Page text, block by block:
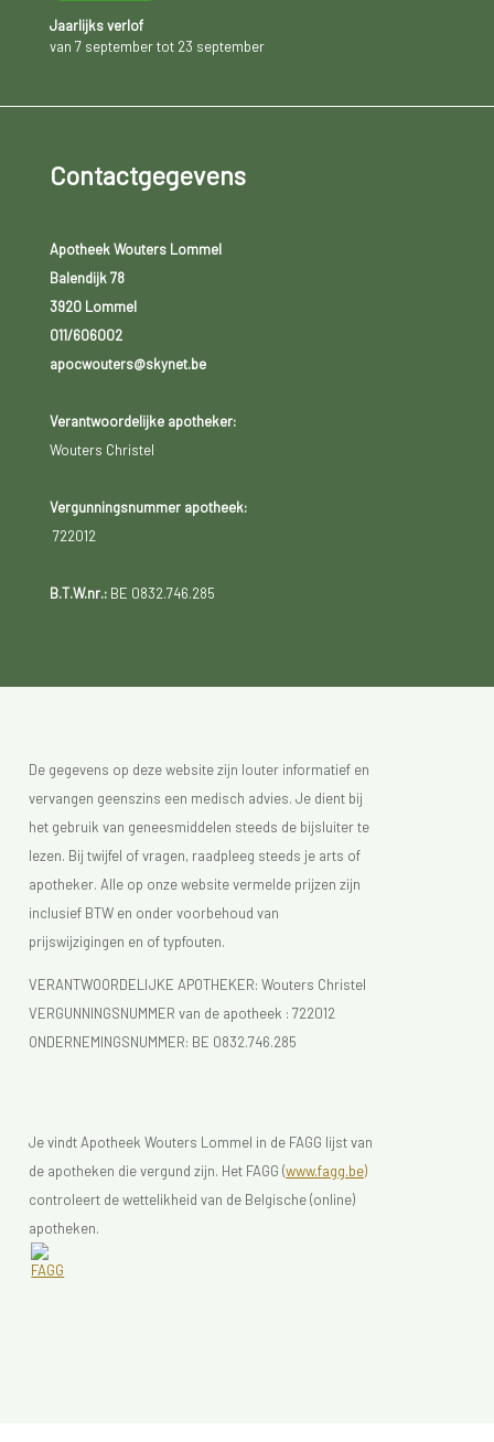
Jaarlijks verlof
van 7 september tot 23 september
Contactgegevens
Apotheek Wouters Lommel
Balendijk 78
3920 Lommel
011/606002
apocwouters@skynet.be
Verantwoordelijke apotheker:
Wouters Christel
Vergunningsnummer apotheek:
722012
B.T.W.nr.:BE 0832.746.285
De gegevens op deze website zijn louter informatief en
vervangen geenszins een medisch advies. Je dient bij
het gebruik van geneesmiddelen steeds de bijsluiter te
lezen. Bij twijfel of vragen, raadpleeg steeds je arts of
apotheker. Alle op onze website vermelde prijzen zijn
inclusief BTW en onder voorbehoud van
prijswijzigingen en of typfouten.
VERANTWOORDELIJKE APOTHEKER: Wouters Christel
VERGUNNINGSNUMMER van de apotheek : 722012
ONDERNEMINGSNUMMER: BE 0832.746.285
Je vindt Apotheek Wouters Lommel in de FAGG lijst van
de apotheken die vergund zijn. Het FAGG (www.fagg.be)
controleert de wettelikheid van de Belgische (online)
apotheken.